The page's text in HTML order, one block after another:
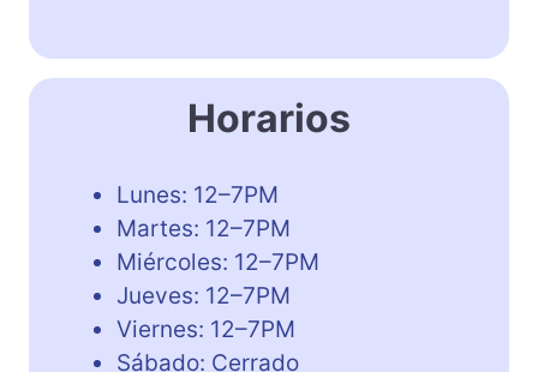
Horarios
Lunes: 12–7PM
Martes: 12–7PM
Miércoles: 12–7PM
Jueves: 12–7PM
Viernes: 12–7PM
Sábado: Cerrado